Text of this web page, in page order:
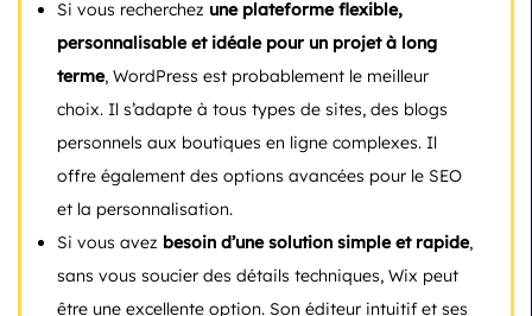
Si vous recherchez une plateforme flexible,
personnalisable et idéale pour un projet à long
terme, WordPress est probablement le meilleur
choix. Il s’adapte à tous types de sites, des blogs
personnels aux boutiques en ligne complexes. Il
offre également des options avancées pour le SEO
et la personnalisation.
Si vous avez besoin d’une solution simple et rapide,
sans vous soucier des détails techniques, Wix peut
être une excellente option. Son éditeur intuitif et ses